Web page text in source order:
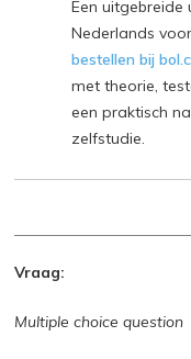
Een uitgebreide
Nederlands
bestellen bij
met theorie,
een praktisch
zelfstudie.
Vraag:
Multiple choice question